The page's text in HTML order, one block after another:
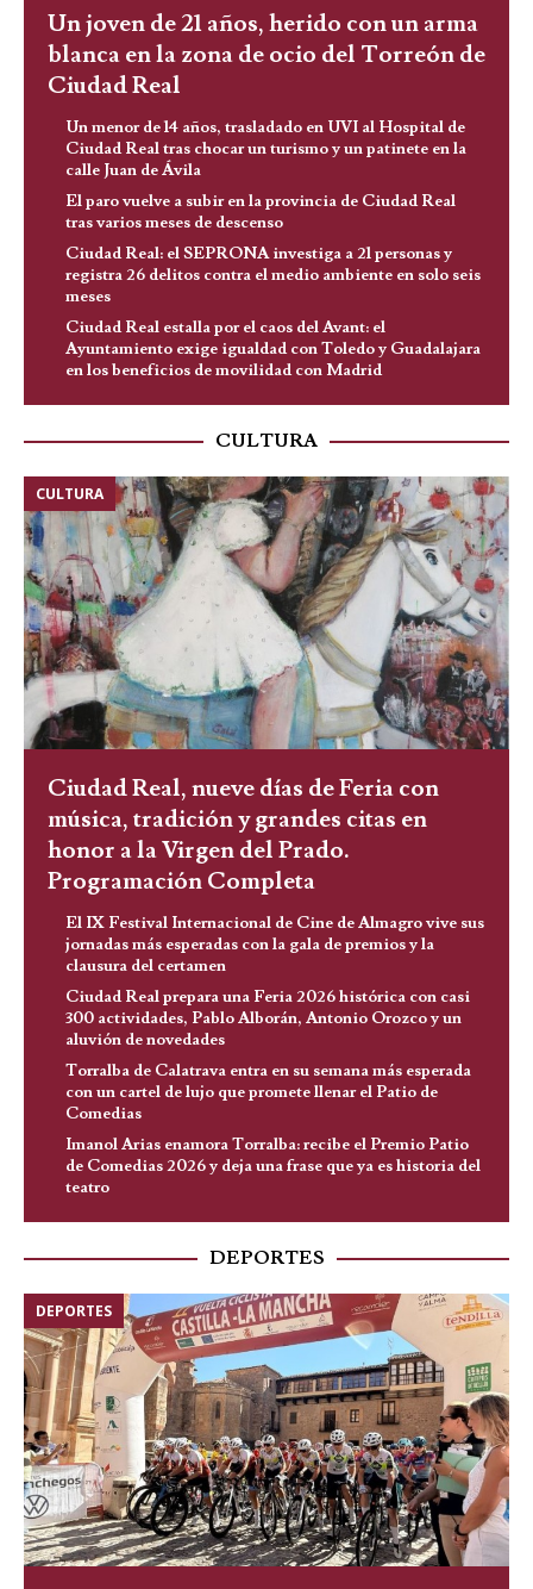
Un joven de 21 años, herido con un arma
blanca en la zona de ocio del Torreón de
Ciudad Real
Un menor de 14 años, trasladado en UVI al Hospital de
Ciudad Real tras chocar un turismo y un patinete en la
calle Juan de Ávila
El paro vuelve a subir en la provincia de Ciudad Real
tras varios meses de descenso
Ciudad Real: el SEPRONA investiga a 21 personas y
registra 26 delitos contra el medio ambiente en solo seis
meses
Ciudad Real estalla por el caos del Avant: el
Ayuntamiento exige igualdad con Toledo y Guadalajara
en los beneficios de movilidad con Madrid
CULTURA
CULTURA
Ciudad Real, nueve días de Feria con
música, tradición y grandes citas en
honor a la Virgen del Prado.
Programación Completa
El IX Festival Internacional de Cine de Almagro vive sus
jornadas más esperadas con la gala de premios y la
clausura del certamen
Ciudad Real prepara una Feria 2026 histórica con casi
300 actividades, Pablo Alborán, Antonio Orozco y un
aluvión de novedades
Torralba de Calatrava entra en su semana más esperada
con un cartel de lujo que promete llenar el Patio de
Comedias
Imanol Arias enamora Torralba: recibe el Premio Patio
de Comedias 2026 y deja una frase que ya es historia del
teatro
DEPORTES
DEPORTES